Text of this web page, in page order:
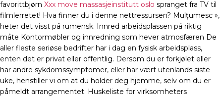
favorittbjørn Xxx move massasjeinstitutt oslo spranget fra TV til
filmlerretet! Hva finner du i denne nettressursen? Mulțumesc »,
heter det visst på rumensk. Innred arbeidsplassen på riktig
måte Kontormøbler og innredning som hever atmosfæren De
aller fleste seriøse bedrifter har i dag en fysisk arbeidsplass,
enten det er privat eller offentlig. Dersom du er forkjølet eller
har andre sykdomssymptomer, eller har vært utenlands siste
uke, henstiller vi om at du holder deg hjemme, selv om du er
påmeldt arrangementet. Huskeliste for virksomheters